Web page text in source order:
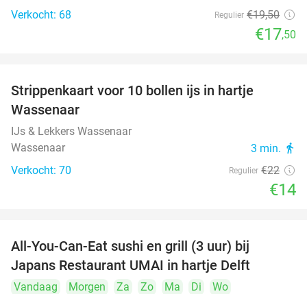
Verkocht: 68 Regulier €19,50
€17,50
Strippenkaart voor 10 bollen ijs in hartje
Wassenaar
IJs & Lekkers Wassenaar
Wassenaar
3 min. directions_walk
Verkocht: 70 Regulier €22
€14
All-You-Can-Eat sushi en grill (3 uur) bij
Japans Restaurant UMAI in hartje Delft
Vandaag Morgen Za Zo Ma Di
Wo